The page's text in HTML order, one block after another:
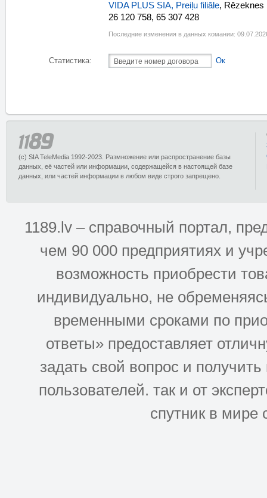
VIDA PLUS SIA, Preiļu filiāle, Rēzeknes
26 120 758, 65 307 428
Последние изменения в данных комании:
Статистика: Ок
(c) SIA TeleMedia 1992-2023. Размножение или распространение базы
данных, её частей или информации, содержащейся в настоящей базе
данных, или частей информации в любом виде строго запрещено.
1189.lv – справочный портал,
чем 90 000 предприятиях и
возможность приобрести
индивидуально, не
временными сроками по
ответы» предоставляет
задать свой вопрос и
пользователей. так и от
спутник в